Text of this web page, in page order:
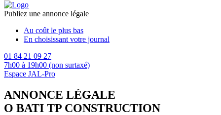
Publiez une annonce légale
Au coût le plus bas
En choisissant votre journal
01 84 21 09 27
7h00 à 19h00 (non surtaxé)
Espace JAL-Pro
ANNONCE LÉGALE
O BATI TP CONSTRUCTION